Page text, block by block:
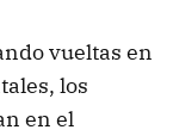
vueltas en
los
en el